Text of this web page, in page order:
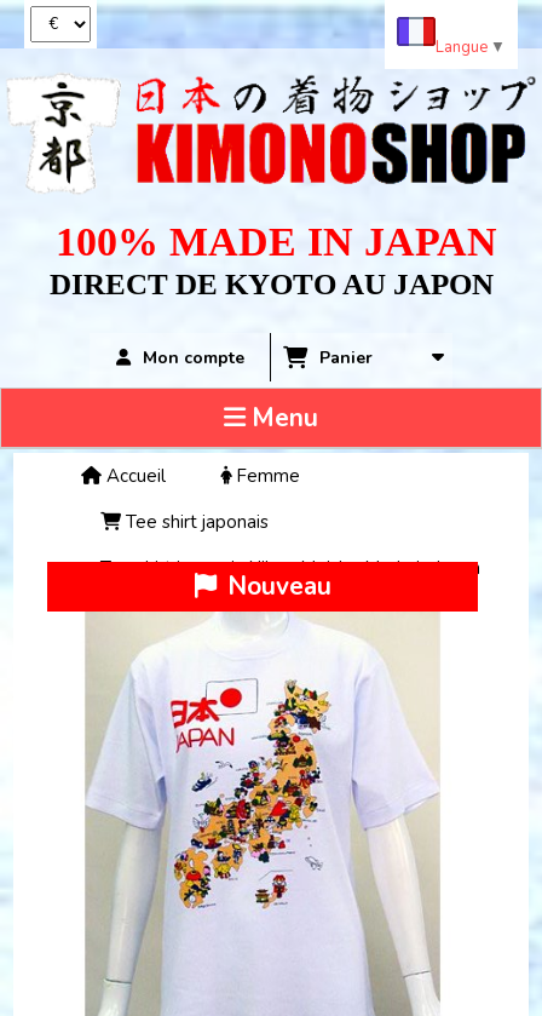
100% MADE IN JAPAN
DIRECT DE KYOTO AU JAPON
Mon compte Panier
Menu
Accueil
Femme
Tee shirt japonais
Tee shirt japonais Nihon Meisho Made in Japan
Nouveau
Langue ▼
Panneau de gestion des cookies